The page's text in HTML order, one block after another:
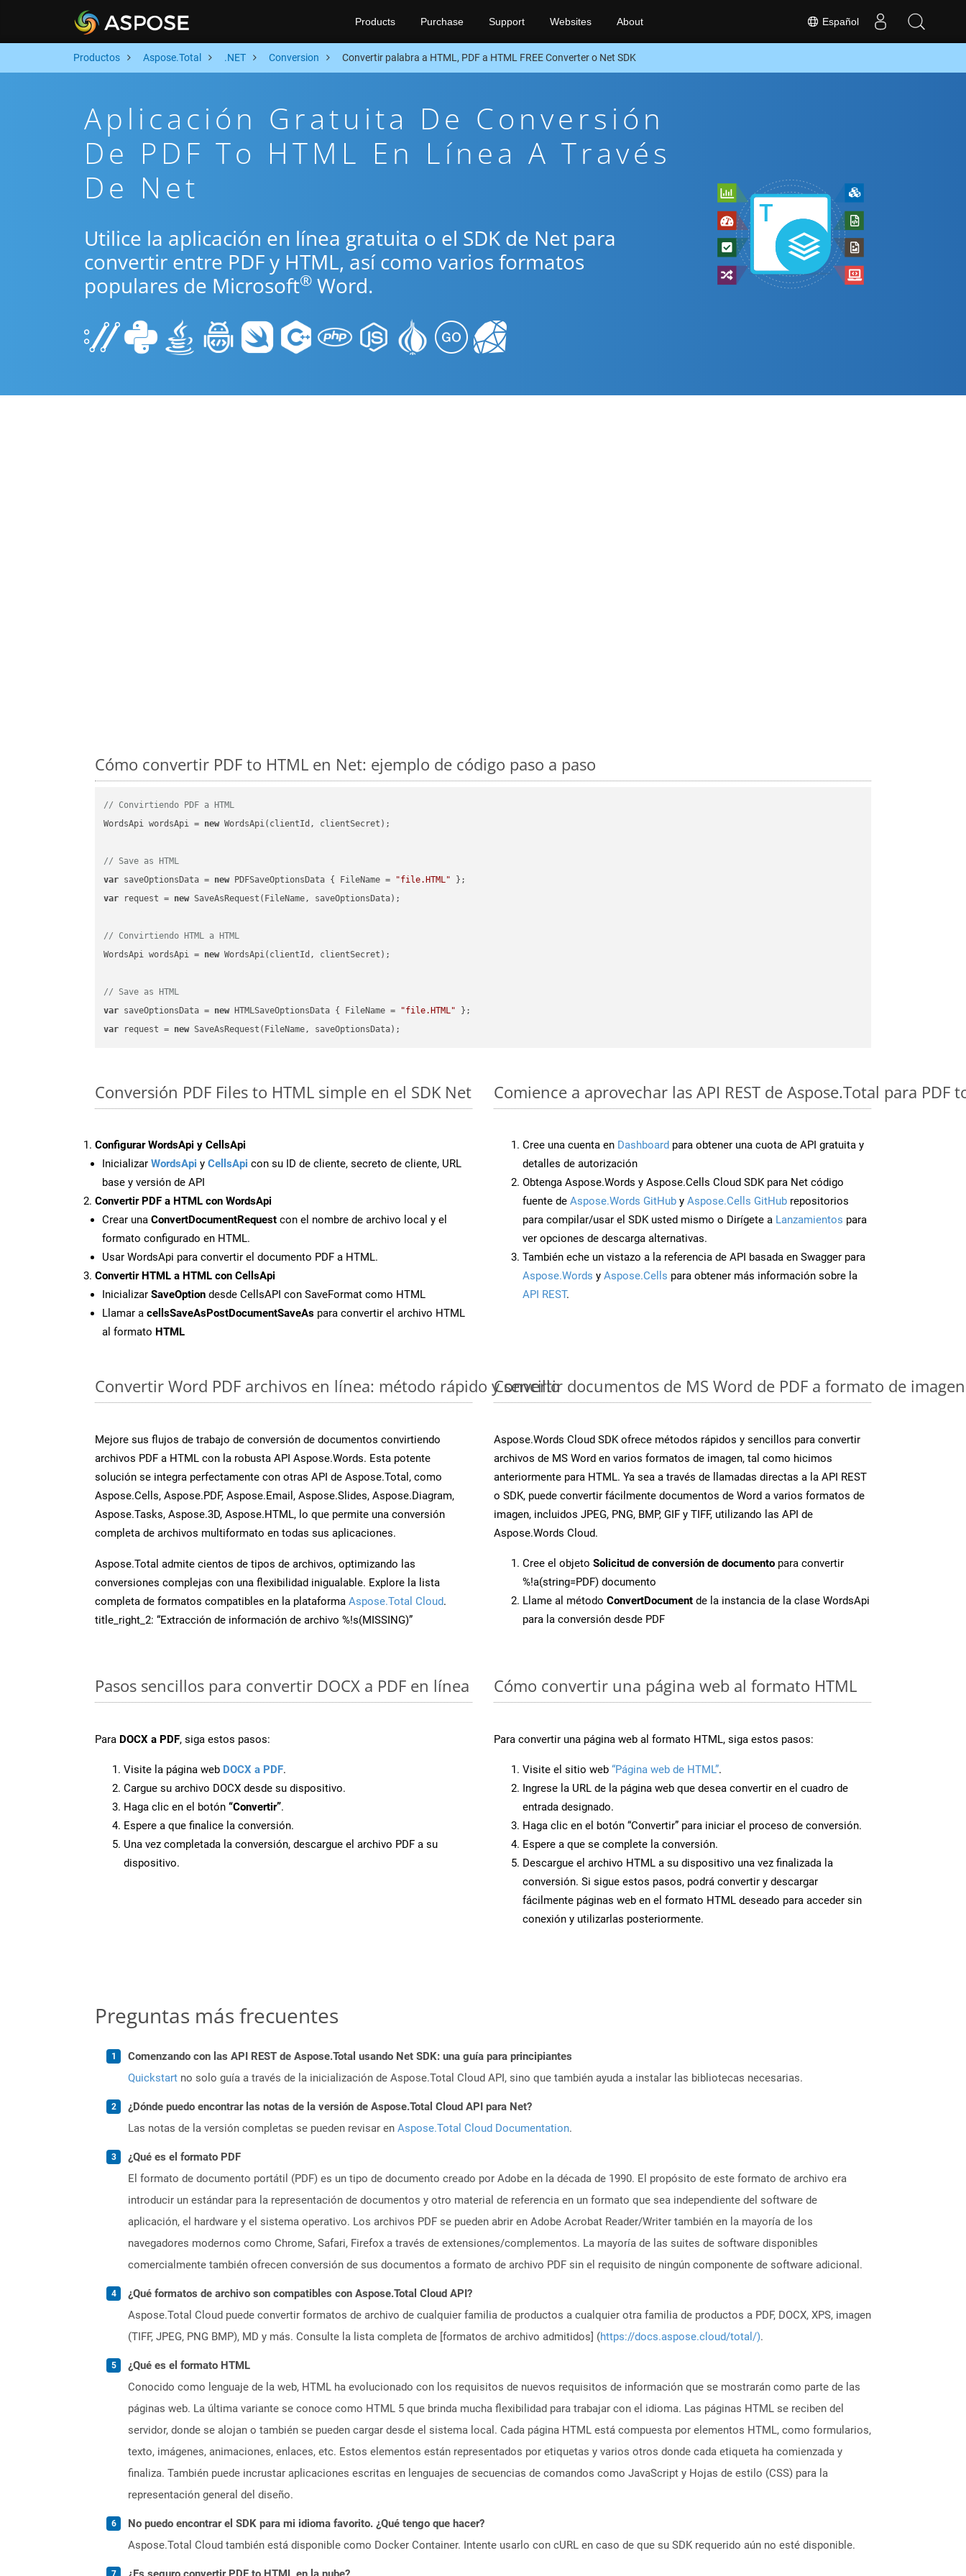
Español
Products Purchase Support Websites About
Productos Aspose.Total .NET Conversion Convertir palabra a HTML, PDF a HTML FREE Converter o Net SDK
Aplicación Gratuita De Conversión
De PDF To HTML En Línea A Través
De Net
Utilice la aplicación en línea gratuita o el SDK de Net para
convertir entre PDF y HTML, así como varios formatos
populares de Microsoft® Word.
Cómo convertir PDF to HTML en Net: ejemplo de código paso a paso
// Convirtiendo PDF a HTML
WordsApi wordsApi = new WordsApi(clientId, clientSecret);
// Save as HTML
var saveOptionsData = new PDFSaveOptionsData { FileName = "file.HTML"
var request = new SaveAsRequest(FileName, saveOptionsData);
// Convirtiendo HTML a HTML
WordsApi wordsApi = new WordsApi(clientId, clientSecret);
// Save as HTML
var saveOptionsData = new HTMLSaveOptionsData { FileName = "file.HTML"
var request = new
Conversión PDF Files to HTML simple en el SDK Net
Configurar WordsApi y CellsApi
Inicializar WordsApi y CellsApi con su ID de cliente, secreto de cliente, URL
base y versión de API
Convertir PDF a HTML con WordsApi
Crear una ConvertDocumentRequest con el nombre de archivo local y el
formato configurado en HTML.
Usar WordsApi para convertir el documento PDF a HTML.
Convertir HTML a HTML con CellsApi
Inicializar SaveOption desde CellsAPI con SaveFormat como HTML
Llamar a cellsSaveAsPostDocumentSaveAs para convertir el archivo HTML
al formato HTML
Comience a aprovechar las API REST de Aspose.Total para PDF
Cree una cuenta en Dashboard para obtener una cuota de API gratuita y
detalles de autorización
Obtenga Aspose.Words y Aspose.Cells Cloud SDK para Net código
fuente de Aspose.Words GitHub y Aspose.Cells GitHub repositorios
para compilar/usar el SDK usted mismo o Dirígete a Lanzamientos para
ver opciones de descarga alternativas.
También eche un vistazo a la referencia de API basada en Swagger para
Aspose.Words y Aspose.Cells para obtener más información sobre la
API REST.
Convertir Word PDF archivos en línea: método rápido y sencillo
Mejore sus flujos de trabajo de conversión de documentos convirtiendo
archivos PDF a HTML con la robusta API Aspose.Words. Esta potente
solución se integra perfectamente con otras API de Aspose.Total, como
Aspose.Cells, Aspose.PDF, Aspose.Email, Aspose.Slides, Aspose.Diagram,
Aspose.Tasks, Aspose.3D, Aspose.HTML, lo que permite una conversión
completa de archivos multiformato en todas sus aplicaciones.
Aspose.Total admite cientos de tipos de archivos, optimizando las
conversiones complejas con una flexibilidad inigualable. Explore la lista
completa de formatos compatibles en la plataforma Aspose.Total Cloud.
title_right_2: “Extracción de información de archivo %!s(MISSING)”
Convertir documentos de MS Word de PDF a formato de
Aspose.Words Cloud SDK ofrece métodos rápidos y sencillos para convertir
archivos de MS Word en varios formatos de imagen, tal como hicimos
anteriormente para HTML. Ya sea a través de llamadas directas a la API REST
o SDK, puede convertir fácilmente documentos de Word a varios formatos de
imagen, incluidos JPEG, PNG, BMP, GIF y TIFF, utilizando las API de
Aspose.Words Cloud.
Cree el objeto Solicitud de conversión de documento para convertir
%!a(string=PDF) documento
Llame al método ConvertDocument de la instancia de la clase WordsApi
para la conversión desde PDF
Pasos sencillos para convertir DOCX a PDF en línea
Para DOCX a PDF, siga estos pasos:
Visite la página web DOCX a PDF.
Cargue su archivo DOCX desde su dispositivo.
Haga clic en el botón “Convertir”.
Espere a que finalice la conversión.
Una vez completada la conversión, descargue el archivo PDF a su
dispositivo.
Cómo convertir una página web al formato HTML
Para convertir una página web al formato HTML, siga estos pasos:
Visite el sitio web “Página web de HTML”.
Ingrese la URL de la página web que desea convertir en el cuadro de
entrada designado.
Haga clic en el botón “Convertir” para iniciar el proceso de conversión.
Espere a que se complete la conversión.
Descargue el archivo HTML a su dispositivo una vez finalizada la
conversión. Si sigue estos pasos, podrá convertir y descargar
fácilmente páginas web en el formato HTML deseado para acceder sin
conexión y utilizarlas posteriormente.
Preguntas más frecuentes
Comenzando con las API REST de Aspose.Total usando Net SDK: una guía para principiantes
Quickstart no solo guía a través de la inicialización de Aspose.Total Cloud API, sino que también ayuda a instalar las bibliotecas necesarias.
¿Dónde puedo encontrar las notas de la versión de Aspose.Total Cloud API para Net?
Las notas de la versión completas se pueden revisar en Aspose.Total Cloud Documentation.
¿Qué es el formato PDF
El formato de documento portátil (PDF) es un tipo de documento creado por Adobe en la década de 1990. El propósito de este formato de archivo era
introducir un estándar para la representación de documentos y otro material de referencia en un formato que sea independiente del software de
aplicación, el hardware y el sistema operativo. Los archivos PDF se pueden abrir en Adobe Acrobat Reader/Writer también en la mayoría de los
navegadores modernos como Chrome, Safari, Firefox a través de extensiones/complementos. La mayoría de las suites de software disponibles
comercialmente también ofrecen conversión de sus documentos a formato de archivo PDF sin el requisito de ningún componente de software adicional.
¿Qué formatos de archivo son compatibles con Aspose.Total Cloud API?
Aspose.Total Cloud puede convertir formatos de archivo de cualquier familia de productos a cualquier otra familia de productos a PDF, DOCX, XPS, imagen
(TIFF, JPEG, PNG BMP), MD y más. Consulte la lista completa de [formatos de archivo admitidos] (https://docs.aspose.cloud/total/).
¿Qué es el formato HTML
Conocido como lenguaje de la web, HTML ha evolucionado con los requisitos de nuevos requisitos de información que se mostrarán como parte de las
páginas web. La última variante se conoce como HTML 5 que brinda mucha flexibilidad para trabajar con el idioma. Las páginas HTML se reciben del
servidor, donde se alojan o también se pueden cargar desde el sistema local. Cada página HTML está compuesta por elementos HTML, como formularios,
texto, imágenes, animaciones, enlaces, etc. Estos elementos están representados por etiquetas y varios otros donde cada etiqueta ha comienzada y
finaliza. También puede incrustar aplicaciones escritas en lenguajes de secuencias de comandos como JavaScript y Hojas de estilo (CSS) para la
representación general del diseño.
No puedo encontrar el SDK para mi idioma favorito. ¿Qué tengo que hacer?
Aspose.Total Cloud también está disponible como Docker Container. Intente usarlo con cURL en caso de que su SDK requerido aún no esté disponible.